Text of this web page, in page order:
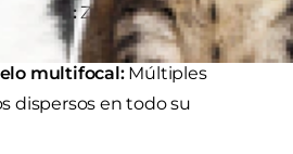
focal:Zonas calvas bien
multifocal:Múltiples
dispersos en todo su